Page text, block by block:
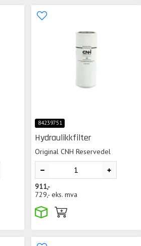
84239751
Hydraulikkfilter
Original CNH Reservedel
911,-
729,- eks. mva